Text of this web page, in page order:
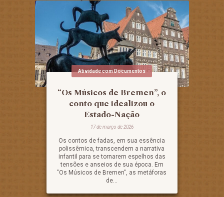
Atividade com Documentos
“Os Músicos de Bremen”, o
conto que idealizou o
Estado-Nação
17 de março de 2026
Os contos de fadas, em sua essência
polissêmica, transcendem a narrativa
infantil para se tornarem espelhos das
tensões e anseios de sua época. Em
"Os Músicos de Bremen", as metáforas
de...